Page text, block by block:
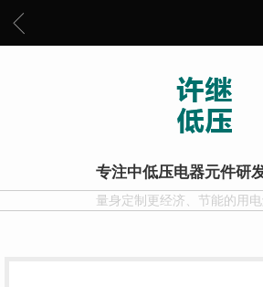
专注中低压电器元件研
量身定制更经济、节能的用